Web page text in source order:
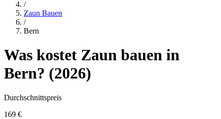
/
Zaun Bauen
/
Bern
Was kostet Zaun bauen in
Bern? (2026)
Durchschnittspreis
169 €